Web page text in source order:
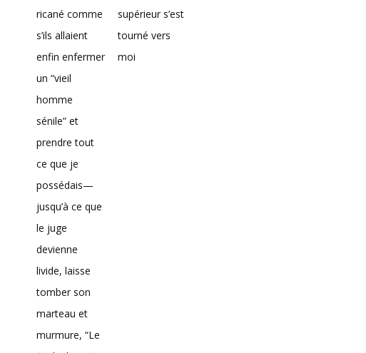
ricané comme
s’ils allaient
enfin enfermer
un “vieil
homme
sénile” et
prendre tout
ce que je
possédais—
jusqu’à ce que
le juge
devienne
livide, laisse
tomber son
marteau et
murmure, “Le
supérieur s’est
tourné vers
moi